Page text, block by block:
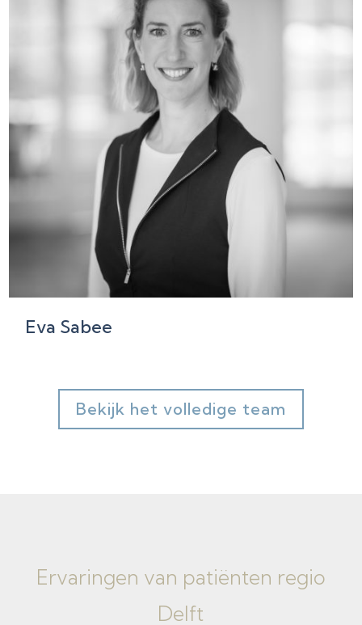
Eva Sabee
Bekijk het volledige team
Ervaringen van patiënten regio
Delft